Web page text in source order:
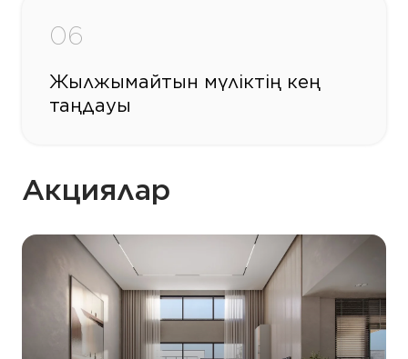
06
Жылжымайтын мүліктің кең
таңдауы
Акциялар